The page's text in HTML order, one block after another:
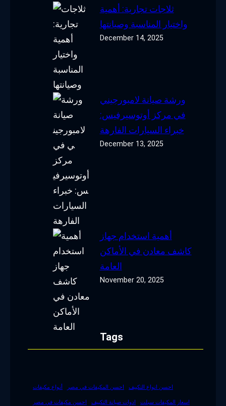
ثلاجات تجارية: أهمية
واختيار المناسبة وصيانتها
December 14, 2025
ورشة صيانة لامبورجيني
في مركز أوتوسيرفيس:
خبراء السيارات الفارهة
December 13, 2025
أهمية استخدام جهاز
كاشف معادن في الأماكن
العامة
November 20, 2025
Tags
أنواع مكيفات احسن المكيفات في مصر احسن انواع التكييف
احسن مكيفات في مصر ادوات صيانة التكييف اسعار المكيفات سبلت